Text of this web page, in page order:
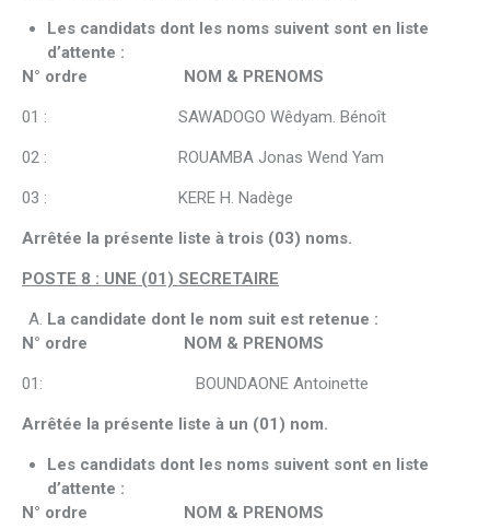
Les candidats dont les noms suivent sont en liste
d’attente :
N° ordre NOM & PRENOMS
01 : SAWADOGO Wêdyam. Bénoît
02 : ROUAMBA Jonas Wend Yam
03 : KERE H. Nadège
Arrêtée la présente liste à trois (03) noms.
POSTE 8 : UNE (01) SECRETAIRE
La candidate dont le nom suit est retenue :
N° ordre NOM & PRENOMS
01: BOUNDAONE Antoinette
Arrêtée la présente liste à un (01) nom.
Les candidats dont les noms suivent sont en liste
d’attente :
N° ordre NOM & PRENOMS